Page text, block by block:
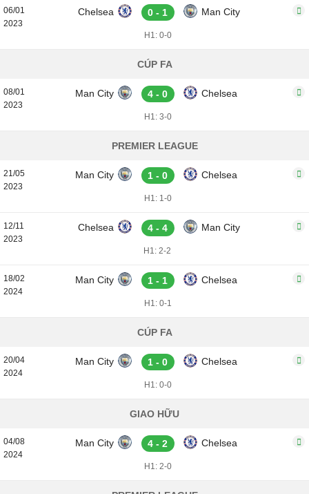
06/01
2023
Chelsea 0 - 1 Man City
H1: 0-0
CÚP FA
08/01
2023
Man City 4 - 0 Chelsea
H1: 3-0
PREMIER LEAGUE
21/05
2023
Man City 1 - 0 Chelsea
H1: 1-0
12/11
2023
Chelsea 4 - 4 Man City
H1: 2-2
18/02
2024
Man City 1 - 1 Chelsea
H1: 0-1
CÚP FA
20/04
2024
Man City 1 - 0 Chelsea
H1: 0-0
GIAO HỮU
04/08
2024
Man City 4 - 2 Chelsea
H1: 2-0